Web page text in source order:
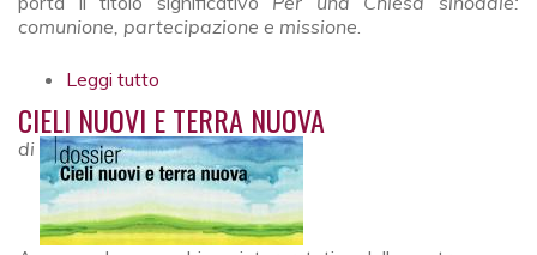
comunione, partecipazione e missione.
Leggi tutto
CIELI NUOVI E TERRA NUOVA
di